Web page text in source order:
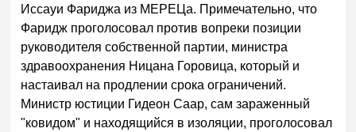
Иссауи Фариджа из МЕРЕЦа. Примечательно, что
Фаридж проголосовал против вопреки позиции
руководителя собственной партии, министра
здравоохранения Ницана Горовица, который и
настаивал на продлении срока ограничений.
Министр юстиции Гидеон Саар, сам зараженный
"ковидом" и находящийся в изоляции, проголосовал